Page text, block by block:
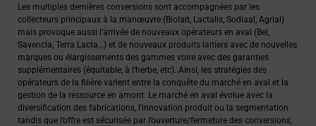
Les multiples dernières conversions sont accompagnées par les
collecteurs principaux à la manœuvre (Biolait, Lactalis, Sodiaal, Agrial)
mais provoque aussi l’arrivée de nouveaux opérateurs en aval (Bel,
Savencia, Terra Lacta…) et de nouveaux produits laitiers avec de nouvelles
marques ou élargissements des gammes voire avec des garanties
supplémentaires (équitable, à l’herbe, etc). Ainsi, les stratégies des
opérateurs de la filière varient entre la conquête du marché en aval et la
gestion de la ressource en amont. Le marché en aval évolue avec la
diversification des fabrications, l’innovation produit ou la segmentation
tandis que l’offre est sécurisée par l’ouverture/fermeture des conversions,